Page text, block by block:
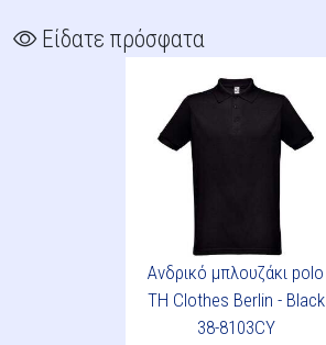
Είδατε πρόσφατα
Ανδρικό μπλουζάκι polo
TH Clothes Berlin - Black
38-8103CY